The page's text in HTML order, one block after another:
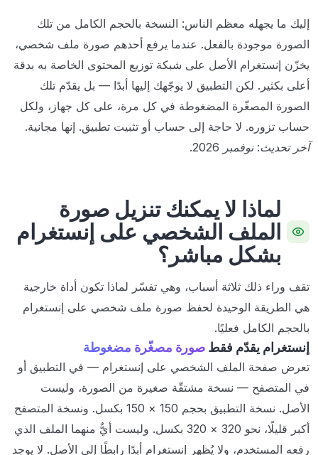
إليك ما يجهله معظم الناس: النسخة بالحجم الكامل من تلك
الصورة موجودة بالفعل. عندما يرفع أحدهم صورة ملف شخصي،
يخزّن إنستغرام الأصل على شبكة توزيع المحتوى الخاصة به بدقة
أعلى بكثير. لكن التطبيق لا يوجّهك إليها أبدًا — بل يقدّم تلك
الصورة المصغّرة المضغوطة في كل مرة، على كل جهاز، ولكل
حساب تزوره. لا حاجة إلى حساب أو تثبيت تطبيق. إنها مجانية.
آخر تحديث: نوفمبر 2026.
لماذا لا يمكنك تنزيل صورة
الملف الشخصي على إنستغرام
بشكل مباشر؟
تقف وراء ذلك ثلاثة أسباب، وهي تفسّر لماذا تكون أداة خارجية
هي الطريقة الوحيدة لحفظ صورة ملف شخصي على إنستغرام
بالحجم الكامل فعليًا.
إنستغرام يقدّم فقط صورة مصغّرة مضغوطة
تعرض صفحة الملف الشخصي على إنستغرام — في التطبيق أو
في المتصفح — نسخة مشتقّة صغيرة من الصورة، وليست
الأصل. نسخة التطبيق بحجم 150 × 150 بكسل. ونسخة المتصفح
أكبر قليلًا، نحو 320 × 320 بكسل. وليست أيٌّ منهما الملف الذي
رفعه المستخدم، ولا يُظهر إنستغرام أبدًا رابطًا إلى الأصل. لا يوجد